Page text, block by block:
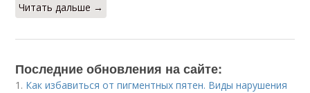
Читать дальше →
Последние обновления на сайте:
1. Как избавиться от пигментных пятен. Виды нарушения